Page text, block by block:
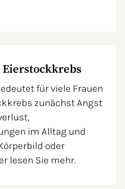
Eierstockkrebs
für viele Frauen
zunächst Angst
im Alltag und
oder
lesen Sie mehr.